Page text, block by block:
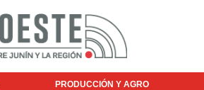
PRODUCCIÓN Y AGRO